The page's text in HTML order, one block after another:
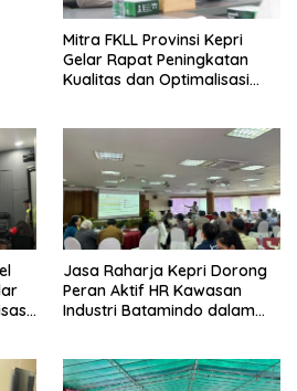
Mitra FKLL Provinsi Kepri
Gelar Rapat Peningkatan
Kualitas dan Optimalisasi
Jasa Raharja Kepri Dorong
Peran Aktif HR Kawasan
Industri Batamindo dalam